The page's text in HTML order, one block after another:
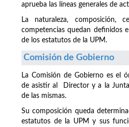
aprueba las líneas generales de
La naturaleza, composición,
competencias quedan definidos
de los estatutos de la UPM.
Comisión de Gobierno
La Comisión de Gobierno es el
de asistir al Director y a la
de las mismas.
Su composición queda
estatutos de la UPM y sus